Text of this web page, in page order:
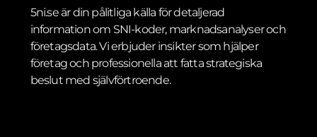
5ni.se är din pålitliga källa för detaljerad
information om SNI-koder, marknadsanalyser och
företagsdata. Vi erbjuder insikter som hjälper
företag och professionella att fatta strategiska
beslut med självförtroende.